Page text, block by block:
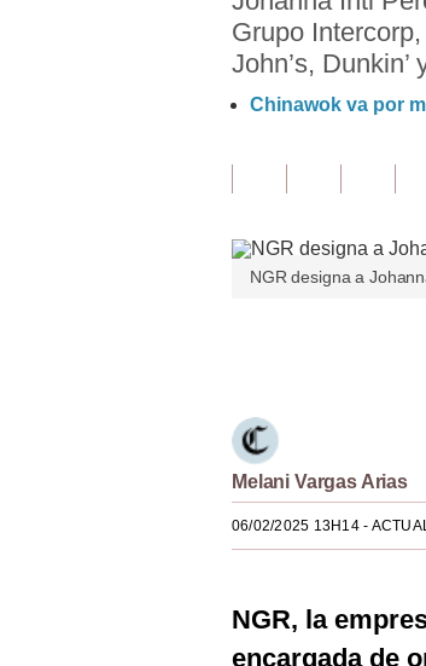
Grupo
John’s, Dunkin’
Chinawok va por
NGR designa a
Melani Vargas Arias
06/02/2025 13H14-
NGR, la
encargada de